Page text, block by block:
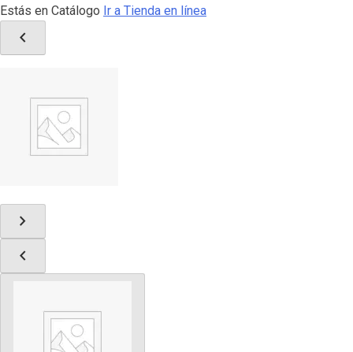
Estás en Catálogo Ir a Tienda en línea
chevron_left
chevron_right
chevron_left